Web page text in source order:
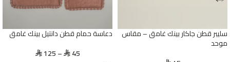
سليبر قطن جاكار بينك غامق – مقاس
موحد
دعاسة حمام قطن دانتيل بينك غامق
⃁45
–
⃁125